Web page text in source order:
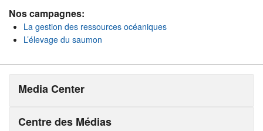
Nos campagnes:
La gestion des ressources océaniques
L’élevage du saumon
Media Center
Centre des Médias